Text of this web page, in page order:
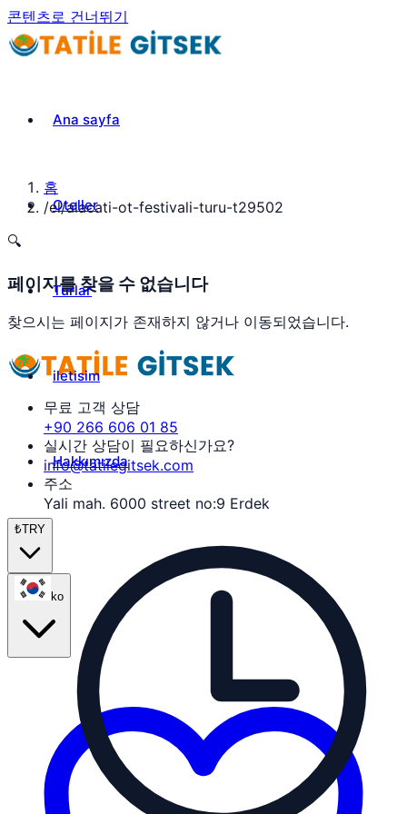
콘텐츠로 건너뛰기
Ana sayfa
Oteller
Turlar
iletisim
Hakkımızda
₺TRY
ko
홈
/el/alacati-ot-festivali-turu-t29502
🔍
페이지를 찾을 수 없습니다
찾으시는 페이지가 존재하지 않거나 이동되었습니다.
무료 고객 상담
+90 266 606 01 85
실시간 상담이 필요하신가요?
info@tatilegitsek.com
주소
Yali mah. 6000 street no:9 Erdek